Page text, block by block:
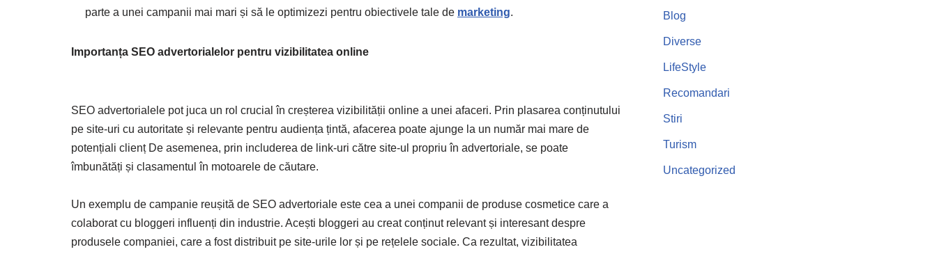
parte a unei campanii mai mari și să le optimizezi pentru obiectivele tale de marketing.
Importanța SEO advertorialelor pentru vizibilitatea online
SEO advertorialele pot juca un rol crucial în creșterea vizibilității online a unei afaceri. Prin plasarea conținutului
pe site-uri cu autoritate și relevante pentru audiența țintă, afacerea poate ajunge la un număr mai mare de
potențiali clienț De asemenea, prin includerea de link-uri către site-ul propriu în advertoriale, se poate
îmbunătăți și clasamentul în motoarele de căutare.
Un exemplu de campanie reușită de SEO advertoriale este cea a unei companii de produse cosmetice care a
colaborat cu bloggeri influenți din industrie. Acești bloggeri au creat conținut relevant și interesant despre
produsele companiei, care a fost distribuit pe site-urile lor și pe rețelele sociale. Ca rezultat, vizibilitatea
Blog
Diverse
LifeStyle
Recomandari
Stiri
Turism
Uncategorized